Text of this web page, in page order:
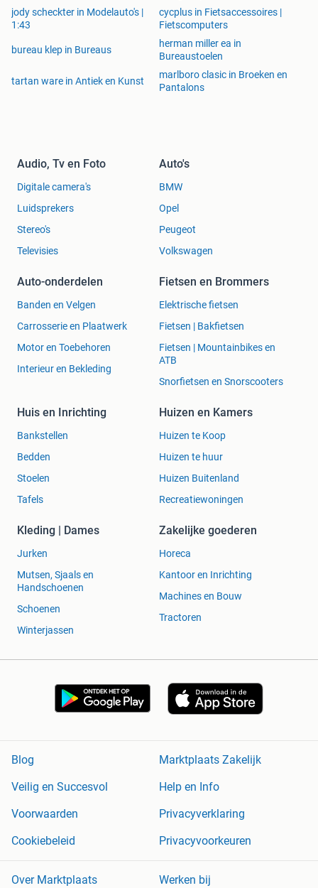
jody scheckter in Modelauto's |
1:43
cycplus in Fietsaccessoires |
Fietscomputers
bureau klep in Bureaus
herman miller ea in
Bureaustoelen
tartan ware in Antiek en Kunst
marlboro clasic in Broeken en
Pantalons
Audio, Tv en Foto
Digitale camera's
Luidsprekers
Stereo's
Televisies
Auto's
BMW
Opel
Peugeot
Volkswagen
Auto-onderdelen
Banden en Velgen
Carrosserie en Plaatwerk
Motor en Toebehoren
Interieur en Bekleding
Fietsen en Brommers
Elektrische fietsen
Fietsen | Bakfietsen
Fietsen | Mountainbikes en
ATB
Snorfietsen en Snorscooters
Huis en Inrichting
Bankstellen
Bedden
Stoelen
Tafels
Huizen en Kamers
Huizen te Koop
Huizen te huur
Huizen Buitenland
Recreatiewoningen
Kleding | Dames
Jurken
Mutsen, Sjaals en
Handschoenen
Schoenen
Winterjassen
Zakelijke goederen
Horeca
Kantoor en Inrichting
Machines en Bouw
Tractoren
Blog
Marktplaats Zakelijk
Veilig en Succesvol
Help en Info
Voorwaarden
Privacyverklaring
Cookiebeleid
Privacyvoorkeuren
Over Marktplaats Werken bij